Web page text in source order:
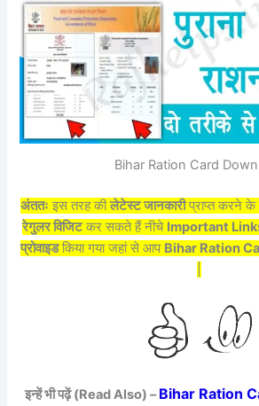
Bihar Ration Card
अंततः इस तरह कीलेटेस्ट जानकारीप्राप्त करने के
रेगुलर विजिटकर सकते हैं नीचे Important
प्रोवाइडकिया गया जहां से आप Bihar Ration
इन्हें भी पढ़ें (Read Also) –Bihar Ration